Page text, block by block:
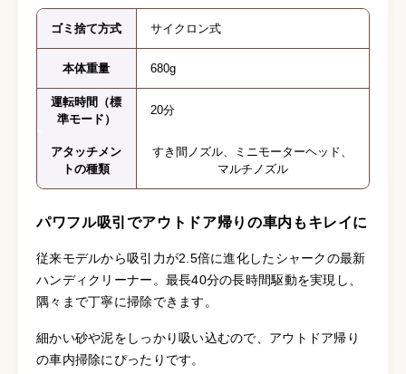
ゴミ捨て方式 サイクロン式
本体重量 680g
運転時間（標
準モード）
20分
アタッチメン
トの種類
すき間ノズル、ミニモーターヘッド、
マルチノズル
パワフル吸引でアウトドア帰りの車内もキレイに
従来モデルから吸引力が2.5倍に進化したシャークの最新
ハンディクリーナー。最長40分の長時間駆動を実現し、
隅々まで丁寧に掃除できます。
細かい砂や泥をしっかり吸い込むので、アウトドア帰り
の車内掃除にぴったりです。